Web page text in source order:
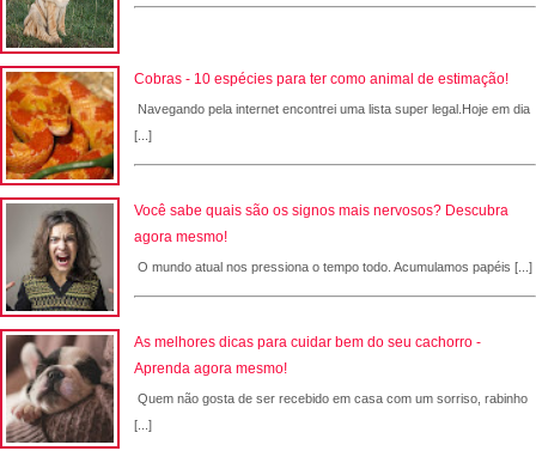
Cobras - 10 espécies para ter como animal de estimação!
Navegando pela internet encontrei uma lista super legal.Hoje em dia
[...]
Você sabe quais são os signos mais nervosos? Descubra
agora mesmo!
O mundo atual nos pressiona o tempo todo. Acumulamos papéis [...]
As melhores dicas para cuidar bem do seu cachorro -
Aprenda agora mesmo!
Quem não gosta de ser recebido em casa com um sorriso, rabinho
[...]